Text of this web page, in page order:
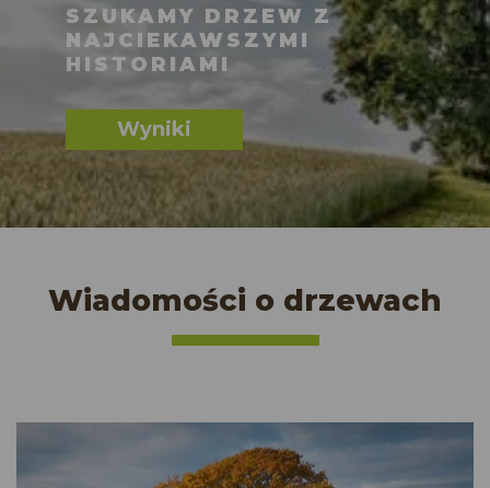
SZUKAMY DRZEW Z
NAJCIEKAWSZYMI
HISTORIAMI
Wyniki
Wiadomości o drzewach